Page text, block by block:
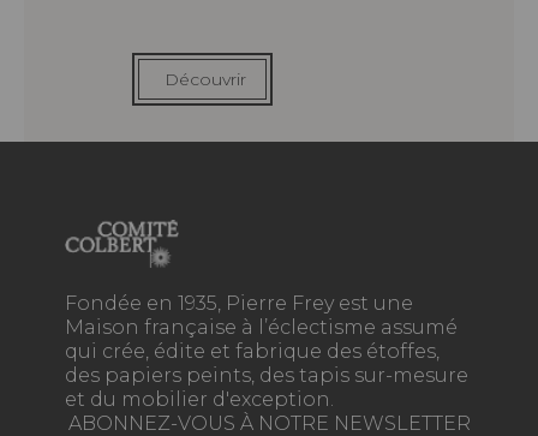
Découvrir
Fondée en 1935, Pierre Frey est une
Maison française à l’éclectisme assumé
qui crée, édite et fabrique des étoffes,
des papiers peints, des tapis sur-mesure
et du mobilier d'exception.
ABONNEZ-VOUS À NOTRE NEWSLETTER